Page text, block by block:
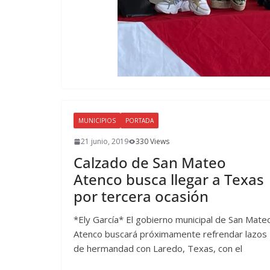
MUNICIPIOS PORTADA
21 junio, 2019 330 Views
Calzado de San Mateo
Atenco busca llegar a Texas
por tercera ocasión
*Ely García* El gobierno municipal de San
Atenco buscará próximamente refrendar lazos
de hermandad con Laredo, Texas, con el